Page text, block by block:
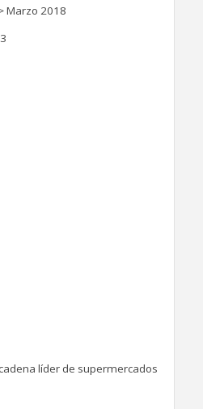
Marzo 2018
líder de supermercados